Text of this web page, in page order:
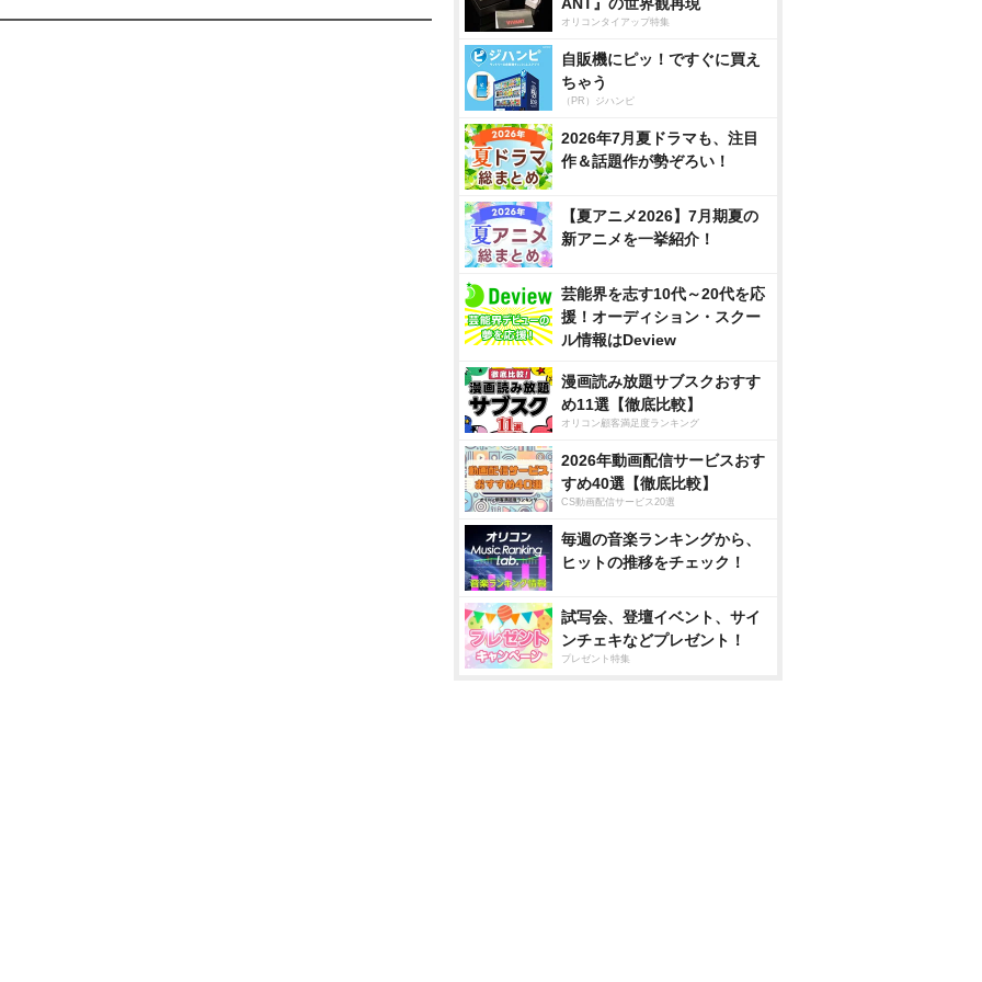
オリコンタイアップ特集
自販機にピッ！ですぐに買え
ちゃう
（PR）ジハンピ
2026年7月夏ドラマも、注目
作＆話題作が勢ぞろい！
【夏アニメ2026】7月期夏の
新アニメを一挙紹介！
芸能界を志す10代～20代を応
援！オーディション・スクー
ル情報はDeview
漫画読み放題サブスクおすす
め11選【徹底比較】
オリコン顧客満足度ランキング
2026年動画配信サービスおす
すめ40選【徹底比較】
CS動画配信サービス20選
毎週の音楽ランキングから、
ヒットの推移をチェック！
試写会、登壇イベント、サイ
ンチェキなどプレゼント！
プレゼント特集